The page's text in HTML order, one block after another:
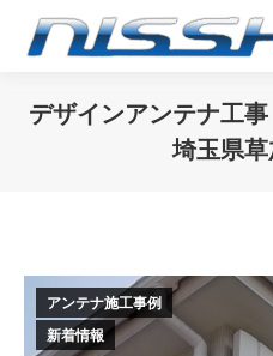
デザインアンテナ工事
埼玉県
アンテナ施工事例
新着情報